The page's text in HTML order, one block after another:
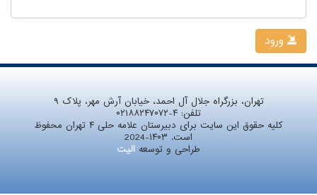
تهران، بزرگراه جلال آل احمد، خیابان آرش مهر، پلاک ۹
تلفن: ۰۲۱۸۸۲۴۷۰۷۲-۴
کلیه حقوق این سایت برای دبیرستان علامه حلی ۴ تهران محفوظ
است. ۱۴۰۳-2024
طراحی و توسعه الیت